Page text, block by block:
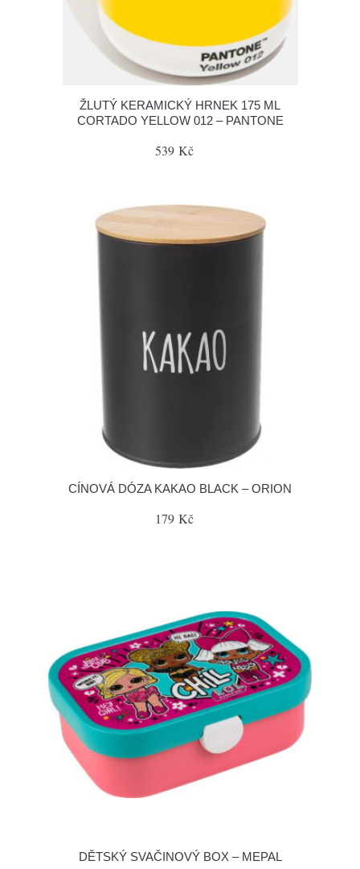
ŽLUTÝ KERAMICKÝ HRNEK 175 ML
CORTADO YELLOW 012 – PANTONE
539 Kč
CÍNOVÁ DÓZA KAKAO BLACK – ORION
179 Kč
DĚTSKÝ SVAČINOVÝ BOX – MEPAL